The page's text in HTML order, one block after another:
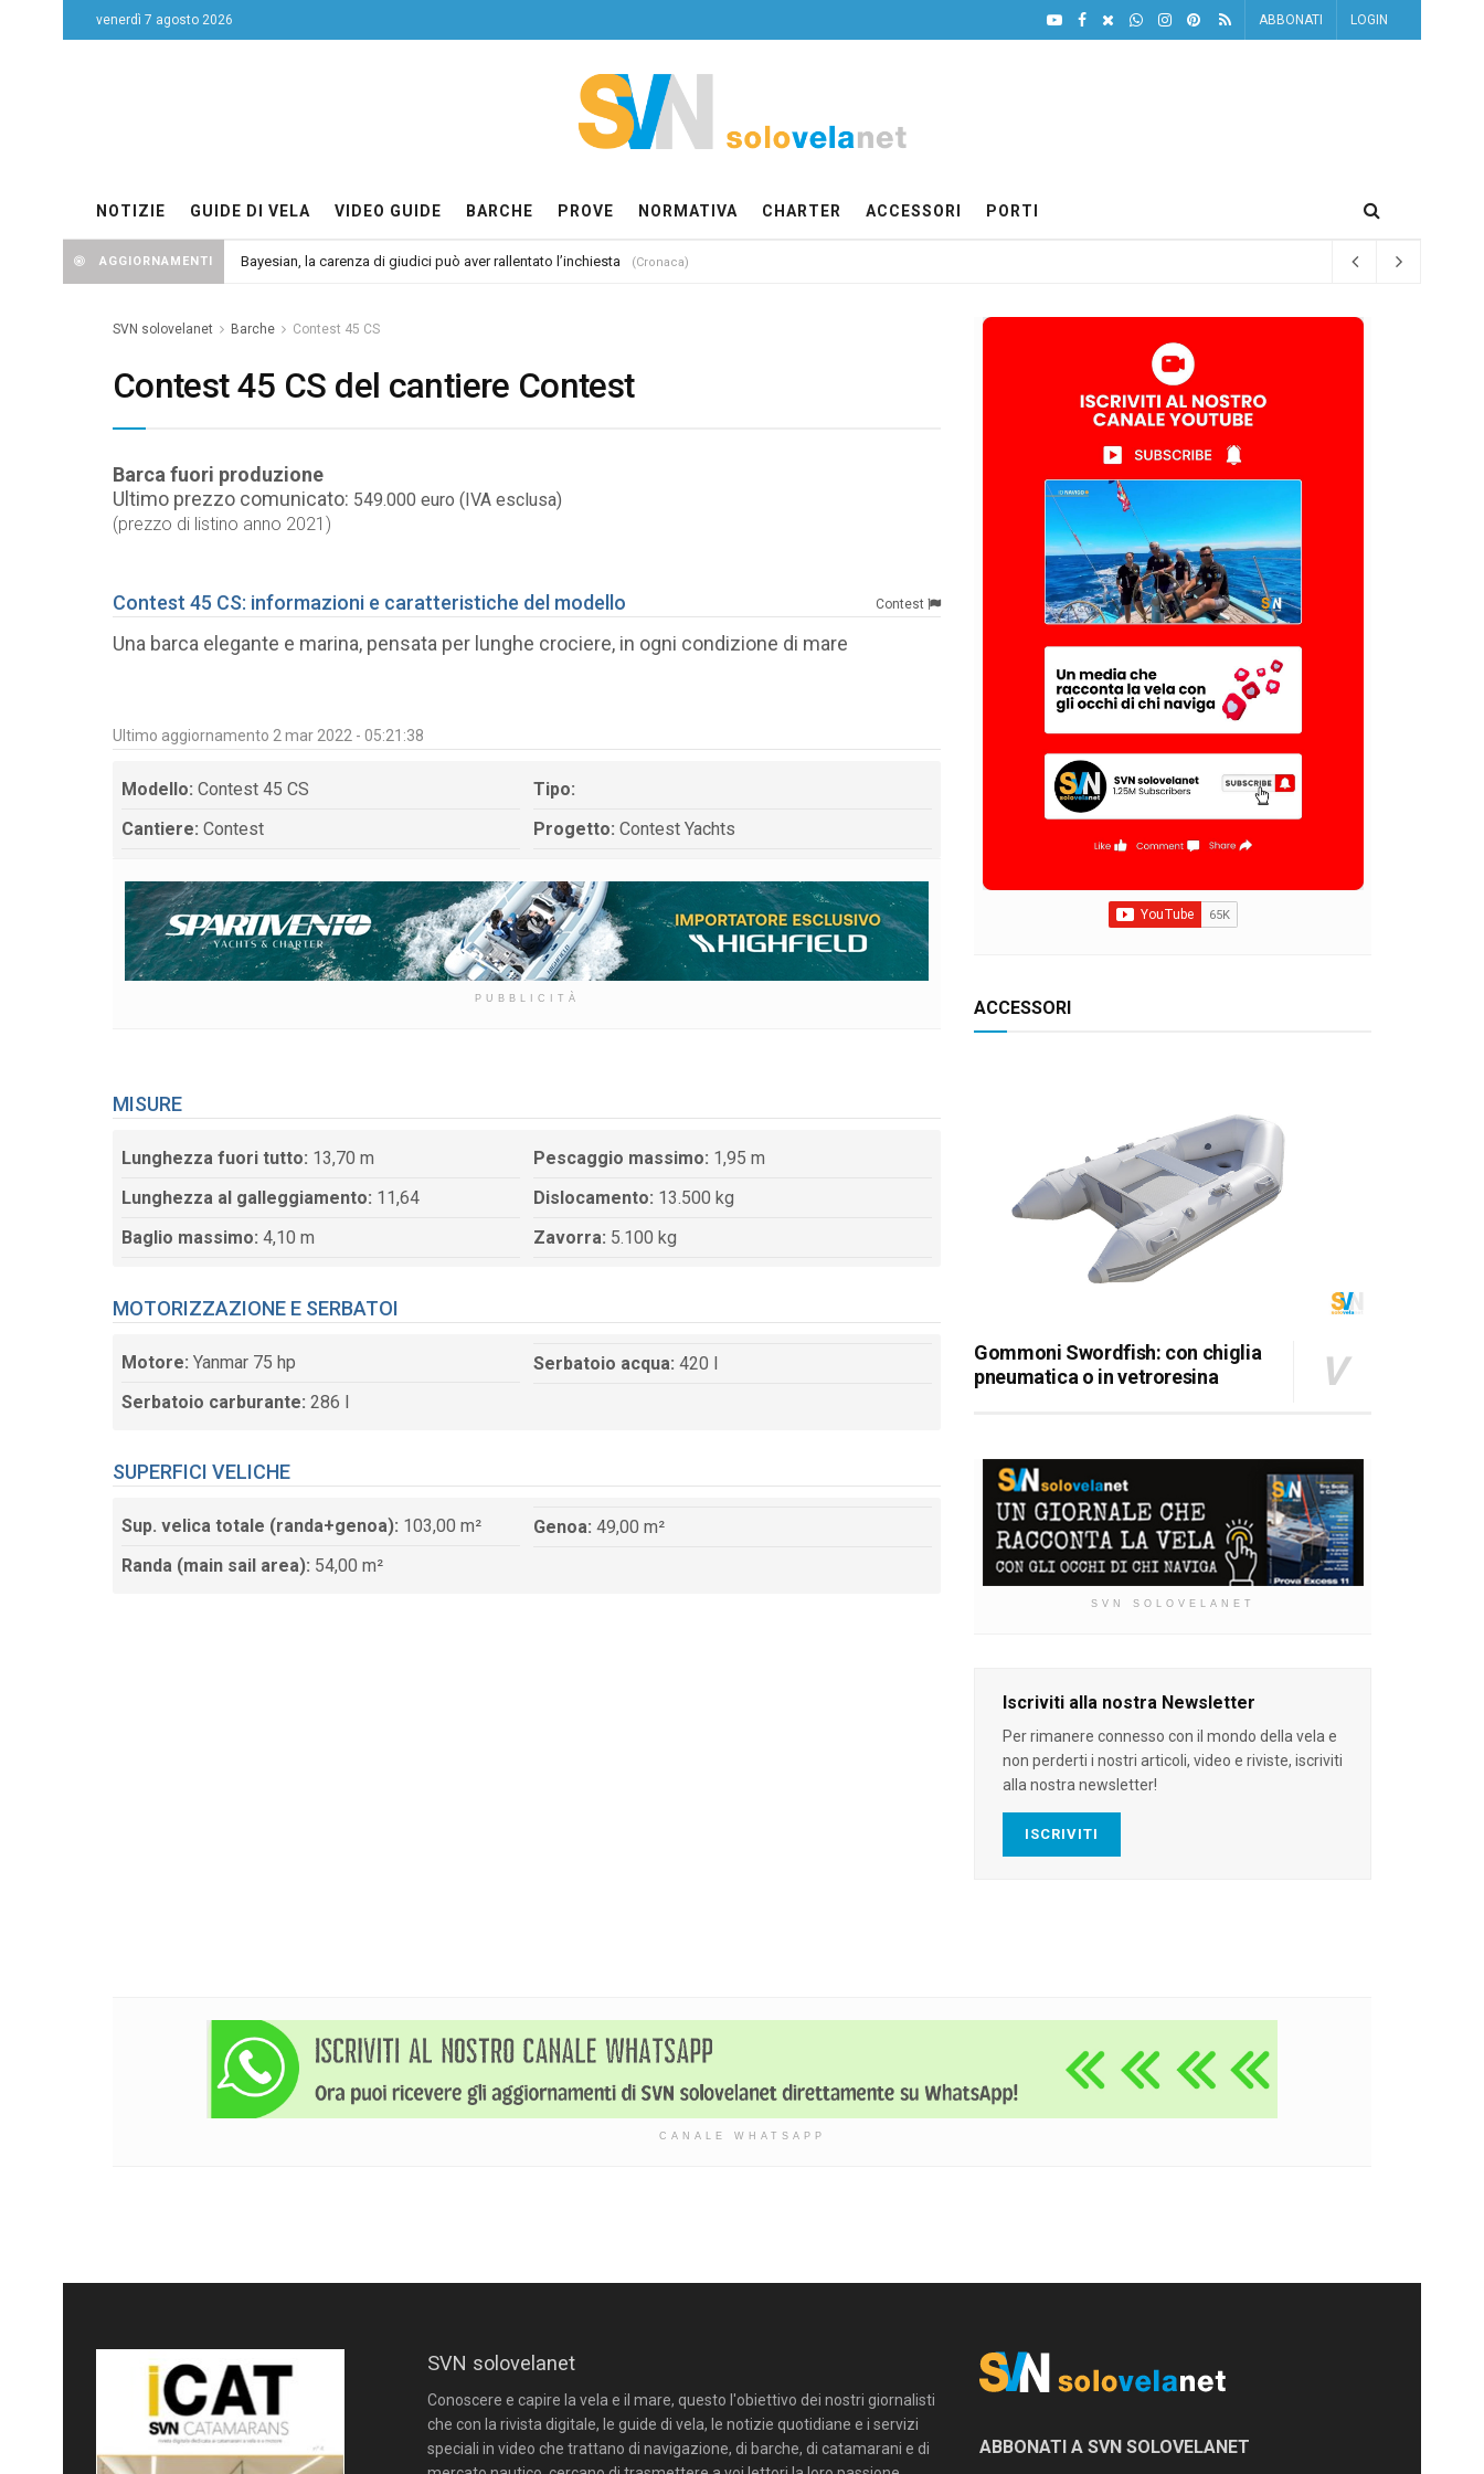
venerdì 7 agosto 2026 ABBONATI LOGIN
NOTIZIE GUIDE DI VELA VIDEO GUIDE BARCHE PROVE NORMATIVA CHARTER ACCESSORI PORTI
AGGIORNAMENTI Bayesian, la carenza di giudici può aver rallentato l’inchiesta (Cronaca)
SVN solovelanet Barche Contest 45 CS
Contest 45 CS del cantiere Contest
Barca fuori produzione
Ultimo prezzo comunicato: 549.000 euro (IVA esclusa)
(prezzo di listino anno 2021)
Contest 45 CS: informazioni e caratteristiche del modello Contest
Una barca elegante e marina, pensata per lunghe crociere, in ogni condizione di mare
Ultimo aggiornamento 2 mar 2022 - 05:21:38
Modello: Contest 45 CS
Cantiere: Contest
Tipo:
Progetto: Contest Yachts
PUBBLICITÀ
MISURE
Lunghezza fuori tutto: 13,70 m
Lunghezza al galleggiamento: 11,64
Baglio massimo: 4,10 m
Pescaggio massimo: 1,95 m
Dislocamento: 13.500 kg
Zavorra: 5.100 kg
MOTORIZZAZIONE E SERBATOI
Motore: Yanmar 75 hp
Serbatoio carburante: 286 l
Serbatoio acqua: 420 l
SUPERFICI VELICHE
Sup. velica totale (randa+genoa): 103,00 m²
Randa (main sail area): 54,00 m²
Genoa: 49,00 m²
ACCESSORI
Gommoni Swordfish: con chiglia
pneumatica o in vetroresina
SVN SOLOVELANET
Iscriviti alla nostra Newsletter
Per rimanere connesso con il mondo della vela e
non perderti i nostri articoli, video e riviste, iscriviti
alla nostra newsletter!
ISCRIVITI
CANALE WHATSAPP
SVN solovelanet
Conoscere e capire la vela e il mare, questo l'obiettivo dei nostri giornalisti
che con la rivista digitale, le guide di vela, le notizie quotidiane e i servizi
speciali in video che trattano di navigazione, di barche, di catamarani e di
ABBONATI A SVN SOLOVELANET